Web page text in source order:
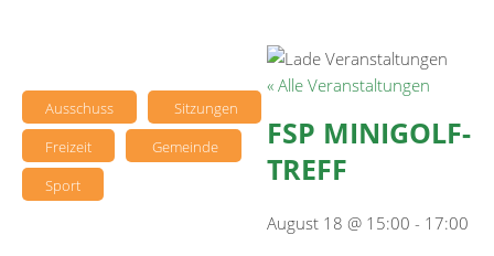
Ausschuss
Sitzungen
Freizeit
Gemeinde
Sport
« Alle Veranstaltungen
FSP MINIGOLF-
TREFF
August 18 @ 15:00 - 17:00